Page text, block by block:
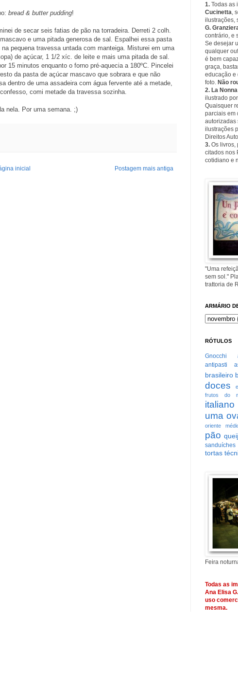
bread & butter pudding!
de secar seis fatias de pão na torradeira. Derreti 2 colh.
e uma pitada generosa de sal. Espalhei essa pasta
pequena travessa untada com manteiga. Misturei em uma
de açúcar, 1 1/2 xíc. de leite e mais uma pitada de sal.
15 minutos enquanto o forno pré-aquecia a 180ºC. Pincelei
da pasta de açúcar mascavo que sobrara e que não
dentro de uma assadeira com água fervente até a metade,
comi metade da travessa sozinha.
nela. Por uma semana. ;)
Postagem mais antiga
inicial
1. Todas as
Cucinetta ,
ilustrações,
G.
contrário, e
Se desejar
qualquer
é bem
graça,
educação e
foto. Não
2. La Nonna
ilustrado por
Quaisquer
parciais em
autorizadas
ilustrações
Direitos
3. Os livros,
citados nos
cotidiano e
"Uma
sem sol."
trattoria de
ARMÁRIO
RÓTULOS
Gnocchi
antipasti
brasileiro
doces
frutos do
italiano
uma
oriente
pão
sanduíches
tortas
Feira
Todas as
Ana Elisa
uso
mesma.